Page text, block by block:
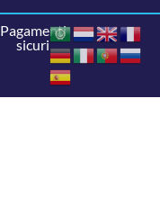
Pagamenti
sicuri